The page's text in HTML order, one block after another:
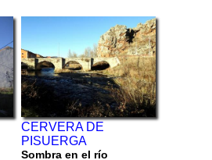
CERVERA DE
PISUERGA
Sombra en el río